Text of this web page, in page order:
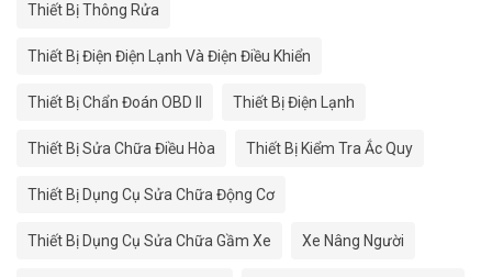
Thiết Bị Thông Rửa
Thiết Bị Điện Điện Lạnh Và Điện Điều Khiển
Thiết Bị Chẩn Đoán OBD II Thiết Bị Điện Lạnh
Thiết Bị Sửa Chữa Điều Hòa Thiết Bị Kiểm Tra Ắc Quy
Thiết Bị Dụng Cụ Sửa Chữa Động Cơ
Thiết Bị Dụng Cụ Sửa Chữa Gầm Xe Xe Nâng Người